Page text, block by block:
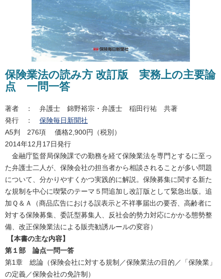
保険業法の読み方 改訂版 実務上の主要論
点 一問一答
著者 ： 弁護士 錦野裕宗・弁護士 稲田行祐 共著
発行 ： 保険毎日新聞社
A5判 276項 価格2,900円（税別）
2014年12月17日発行
金融庁監督局保険課での勤務を経て保険業法を専門とするに至っ
た弁護士二人が、保険会社の担当者から相談されることが多い問題
について、分かりやすくかつ実践的に解説。保険募集に関する新た
な規制を中心に喫緊のテーマ５問追加し改訂版として緊急出版。追
加Ｑ＆Ａ（商品広告における誤表示と不祥事届出の要否、高齢者に
対する保険募集、委託型募集人、反社会的勢力対応にかかる態勢整
備、改正保険業法による販売勧誘ルールの変容）
【本書の主な内容】
第１部 論点一問一答
第1章 総論（保険会社に対する規制／保険業法の目的／「保険業」
の定義／保険会社の免許制）